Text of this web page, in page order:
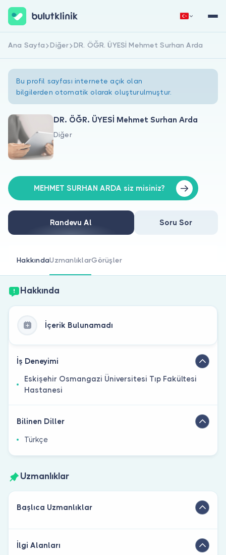
Hakkımızda
Doktorlar için
Doktor musunuz?
Hemen Kaydol Giriş Yap
Ana Sayfa Diğer DR. ÖĞR. ÜYESİ Mehmet Surhan Arda
Bu profil sayfası internete açık olan
bilgilerden otomatik olarak oluşturulmuştur.
DR. ÖĞR. ÜYESİ Mehmet Surhan Arda
Diğer
MEHMET SURHAN ARDA siz misiniz?
Randevu Al Soru Sor
HakkındaUzmanlıklarGörüşler
Hakkında
İçerik Bulunamadı
İş Deneyimi
Eskişehir Osmangazi Üniversitesi Tıp Fakültesi
Hastanesi
Bilinen Diller
Türkçe
Uzmanlıklar
Başlıca Uzmanlıklar
İlgi Alanları